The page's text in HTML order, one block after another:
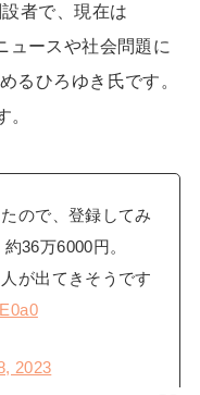
者で、現在は
ュースや社会問題に
る ひろゆき氏です。
。
ので、登録してみ
36万6000円。
が出てきそうです
2023